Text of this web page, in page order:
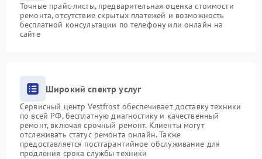
Точные прайс-листы, предварительная оценка стоимости
ремонта, отсутствие скрытых платежей и возможность
бесплатной консультации по телефону или онлайн на
сайте
Широкий спектр услуг
Сервисный центр Vestfrost обеспечивает доставку техники
по всей РФ, бесплатную диагностику и качественный
ремонт, включая срочный ремонт. Клиенты могут
отслеживать статус ремонта онлайн. Также
предоставляется постгарантийное обслуживание для
продления срока службы техники